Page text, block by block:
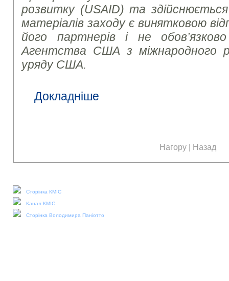
розвитку (USAID) та
матеріалів заходу є винятковою
його партнерів i не
Агентства США з міжнародного
уряду США.
Докладніше
Нагору | Назад
Сторінка КМІС
Канал КМІС
Сторінка Володимира Паніотто